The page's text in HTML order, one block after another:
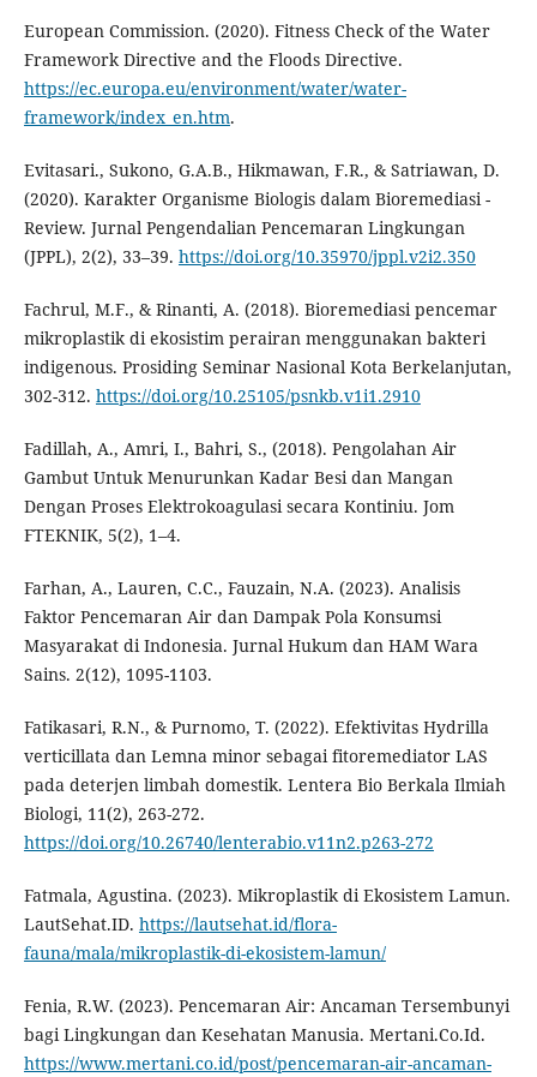
European Commission. (2020). Fitness Check of the Water
Framework Directive and the Floods Directive.
https://ec.europa.eu/environment/water/water-
framework/index_en.htm.
Evitasari., Sukono, G.A.B., Hikmawan, F.R., & Satriawan, D.
(2020). Karakter Organisme Biologis dalam Bioremediasi -
Review. Jurnal Pengendalian Pencemaran Lingkungan
(JPPL), 2(2), 33–39. https://doi.org/10.35970/jppl.v2i2.350
Fachrul, M.F., & Rinanti, A. (2018). Bioremediasi pencemar
mikroplastik di ekosistim perairan menggunakan bakteri
indigenous. Prosiding Seminar Nasional Kota Berkelanjutan,
302-312. https://doi.org/10.25105/psnkb.v1i1.2910
Fadillah, A., Amri, I., Bahri, S., (2018). Pengolahan Air
Gambut Untuk Menurunkan Kadar Besi dan Mangan
Dengan Proses Elektrokoagulasi secara Kontiniu. Jom
FTEKNIK, 5(2), 1–4.
Farhan, A., Lauren, C.C., Fauzain, N.A. (2023). Analisis
Faktor Pencemaran Air dan Dampak Pola Konsumsi
Masyarakat di Indonesia. Jurnal Hukum dan HAM Wara
Sains. 2(12), 1095-1103.
Fatikasari, R.N., & Purnomo, T. (2022). Efektivitas Hydrilla
verticillata dan Lemna minor sebagai fitoremediator LAS
pada deterjen limbah domestik. Lentera Bio Berkala Ilmiah
Biologi, 11(2), 263-272.
https://doi.org/10.26740/lenterabio.v11n2.p263-272
Fatmala, Agustina. (2023). Mikroplastik di Ekosistem Lamun.
LautSehat.ID. https://lautsehat.id/flora-
fauna/mala/mikroplastik-di-ekosistem-lamun/
Fenia, R.W. (2023). Pencemaran Air: Ancaman Tersembunyi
bagi Lingkungan dan Kesehatan Manusia. Mertani.Co.Id.
https://www.mertani.co.id/post/pencemaran-air-ancaman-